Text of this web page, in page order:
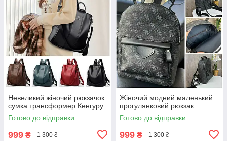
Невеликий жіночий рюкзачок
сумка трансформер Кенгуру
Готово до відправки
999 ₴ 1 300 ₴
Жіночий модний маленький
прогулянковий рюкзак
Готово до відправки
999 ₴ 1 300 ₴